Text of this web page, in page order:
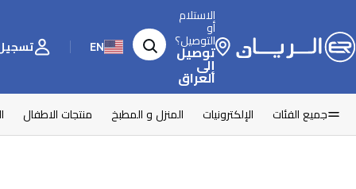
الاستلام
أو
التوصيل؟
توصيل
إلى
العراق
EN تسجيل
جميع الفئات الإلكترونيات المنزل و المطبخ منتجات الاطفال